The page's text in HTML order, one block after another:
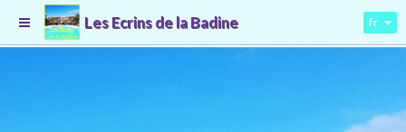
Les Ecrins de la Badine fr